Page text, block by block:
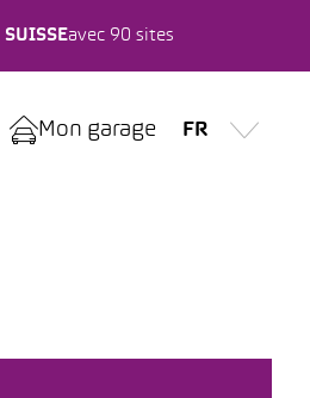
SUISSEavec 90 sites
Mon garage FR